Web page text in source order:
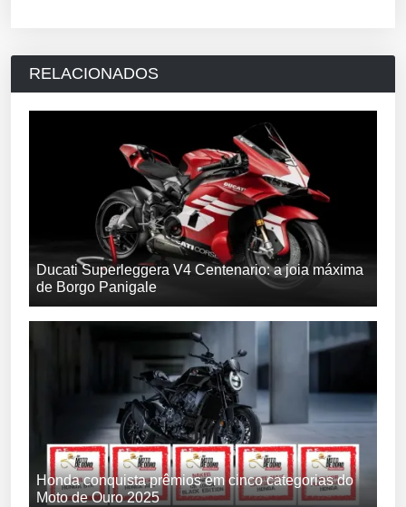
RELACIONADOS
Ducati Superleggera V4 Centenario: a joia máxima
de Borgo Panigale
Honda conquista prêmios em cinco categorias do
Moto de Ouro 2025